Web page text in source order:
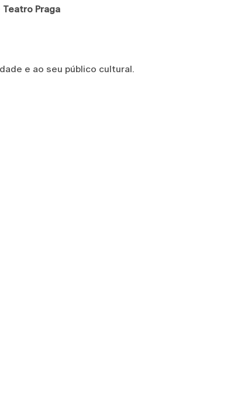
Teatro Praga
e ao seu público cultural.